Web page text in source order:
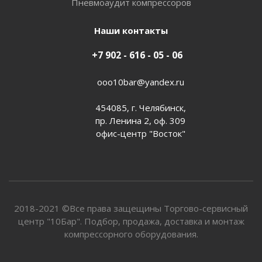
Пневмоаудит компрессоров
Наши контакты
+7 902 - 616 - 05 - 06
ooo10bar@yandex.ru
454085, г. Челябинск,
пр. Ленина 2, оф. 309
офис-центр "Восток"
2018-2021 ©Все права защещины Торгово-сервисный
центр "10Бар". Подбор, продажа, доставка и монтаж
компрессорного оборудования.